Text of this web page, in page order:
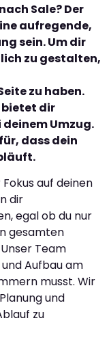
Sale? Der
aufregende,
sein. Um dir
zu gestalten,
zu haben.
bietet dir
Umzug.
dass dein
auf deinen
dir
egal ob du nur
gesamten
Team
Aufbau am
musst. Wir
und
zu